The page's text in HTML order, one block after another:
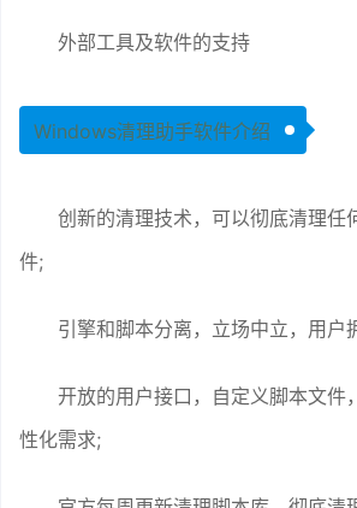
外部工具及软件的支持
Windows清理助手软件介绍
创新的清理技术，可以彻底清理任
件;
引擎和脚本分离，立场中立，用户
开放的用户接口，自定义脚本文件
性化需求;